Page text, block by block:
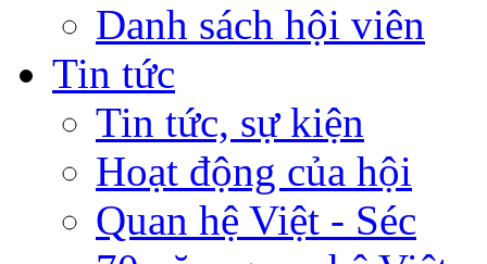
Danh sách hội viên
Tin tức
Tin tức, sự kiện
Hoạt động của hội
Quan hệ Việt - Séc